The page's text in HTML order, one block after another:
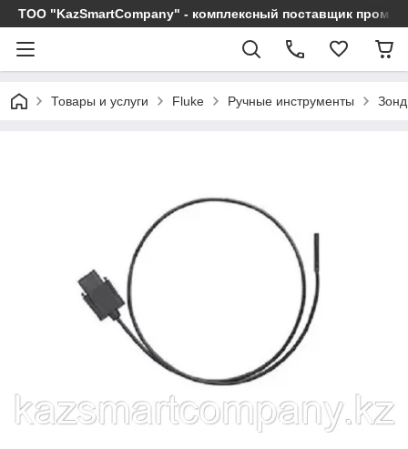
ТОО "KazSmartCompany" - комплексный поставщик
Товары и услуги Fluke Ручные инструменты